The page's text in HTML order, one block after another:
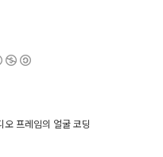
프레임의 얼굴 코딩